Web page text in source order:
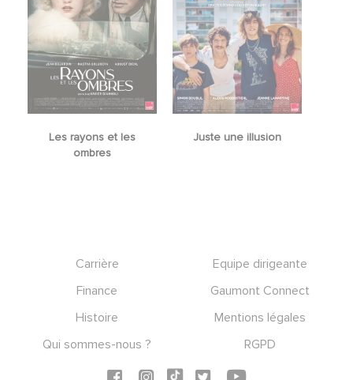
Les rayons et les
ombres
Juste une illusion
Carrière
Equipe dirigeante
Finance
Gaumont Connect
Histoire
Mentions légales
Qui sommes-nous ?
RGPD
Social icons